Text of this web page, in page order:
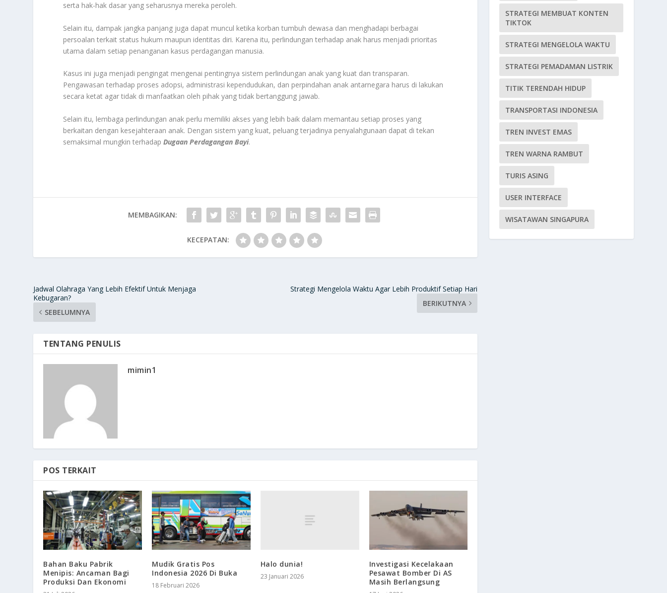
serta hak-hak dasar yang seharusnya mereka peroleh.
Selain itu, dampak jangka panjang juga dapat muncul ketika korban tumbuh dewasa dan menghadapi berbagai
persoalan terkait status hukum maupun identitas diri. Karena itu, perlindungan terhadap anak harus menjadi prioritas
utama dalam setiap penanganan kasus perdagangan manusia.
Kasus ini juga menjadi pengingat mengenai pentingnya sistem perlindungan anak yang kuat dan transparan.
Pengawasan terhadap proses adopsi, administrasi kependudukan, dan perpindahan anak antarnegara harus di lakukan
secara ketat agar tidak di manfaatkan oleh pihak yang tidak bertanggung jawab.
Selain itu, lembaga perlindungan anak perlu memiliki akses yang lebih baik dalam memantau setiap proses yang
berkaitan dengan kesejahteraan anak. Dengan sistem yang kuat, peluang terjadinya penyalahgunaan dapat di tekan
semaksimal mungkin terhadapDugaan Perdagangan Bayi.
MEMBAGIKAN:
KECEPATAN:
Jadwal Olahraga Yang Lebih Efektif Untuk Menjaga
Kebugaran?
SEBELUMNYA
Strategi Mengelola Waktu Agar Lebih Produktif Setiap Hari
BERIKUTNYA
TENTANG PENULIS
mimin1
POS TERKAIT
Bahan Baku Pabrik
Menipis: Ancaman Bagi
Produksi Dan Ekonomi
Mudik Gratis Pos
Indonesia 2026 Di Buka
18 Februari 2026
Halo dunia!
23 Januari 2026
Investigasi Kecelakaan
Pesawat Bomber Di AS
Masih Berlangsung
STRATEGI MEMBUAT KONTEN
TIKTOK
STRATEGI MENGELOLA WAKTU
STRATEGI PEMADAMAN LISTRIK
TITIK TERENDAH HIDUP
TRANSPORTASI INDONESIA
TREN INVEST EMAS
TREN WARNA RAMBUT
TURIS ASING
USER INTERFACE
WISATAWAN SINGAPURA